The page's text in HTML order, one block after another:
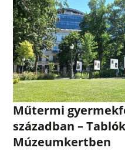
Műtermi
században –
Múzeumkertben